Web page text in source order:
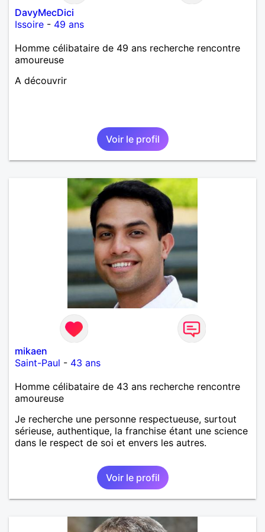
DavyMecDici
Issoire - 49 ans
Homme célibataire de 49 ans recherche rencontre
amoureuse
A découvrir
Voir le profil
mikaen
Saint-Paul - 43 ans
Homme célibataire de 43 ans recherche rencontre
amoureuse
Je recherche une personne respectueuse, surtout
sérieuse, authentique, la franchise étant une science
dans le respect de soi et envers les autres.
Voir le profil